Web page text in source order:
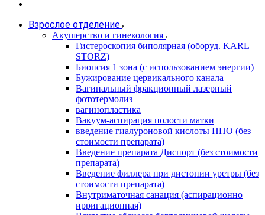
Взрослое отделение
Акушерство и гинекология
Гистероскопия биполярная (оборуд. KARL
STORZ)
Биопсия 1 зона (с использованием энергии)
Бужирование цервикального канала
Вагинальный фракционный лазерный
фототермолиз
вагинопластика
Вакуум-аспирация полости матки
введение гиалуроновой кислоты НПО (без
стоимости препарата)
Введение препарата Диспорт (без стоимости
препарата)
Введение филлера при дистопии уретры (без
стоимости препарата)
Внутриматочная санация (аспирационно
ирригационная)